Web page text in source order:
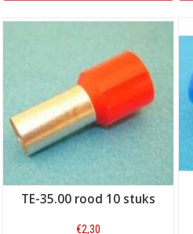
TE-35.00 rood 10 stuks
€2,30